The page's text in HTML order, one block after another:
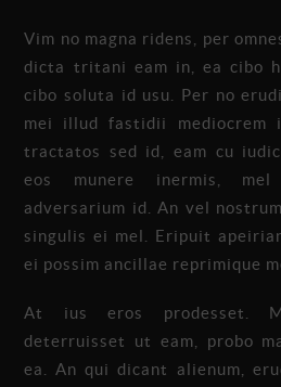
Vim no magna ridens, per
dicta tritani eam in, ea cibo
cibo soluta id usu. Per no
mei illud fastidii mediocrem
tractatos sed id, eam cu
eos munere inermis, mel
adversarium id. An vel
singulis ei mel. Eripuit
ei possim ancillae reprimique
At ius eros prodesset.
deterruisset ut eam, probo
ea. An qui dicant alienum,